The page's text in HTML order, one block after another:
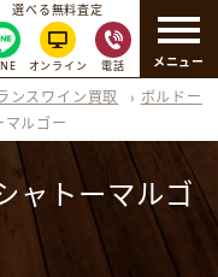
メニュー
選べる無料査定
オンライン 電話
ンスワイン買取 › ボルドー
ルゴー
ャトーマルゴ